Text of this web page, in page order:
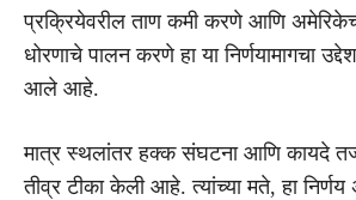
प्रक्रियेवरील ताण कमी करणे आणि
धोरणाचे पालन करणे हा या निर्णयामागचा
आले आहे.
मात्र स्थलांतर हक्क संघटना आणि कायदे
तीव्र टीका केली आहे. त्यांच्या मते, हा